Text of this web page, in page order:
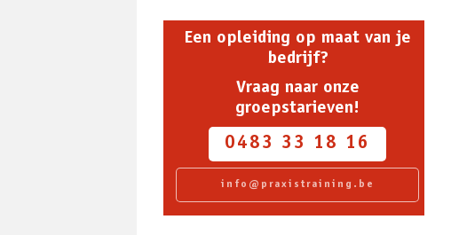
Een opleiding op maat van je
bedrijf?
Vraag naar onze
groepstarieven!
0483 33 18 16
info@praxistraining.be